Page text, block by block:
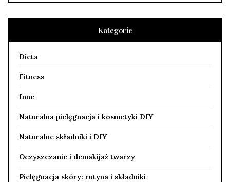
Kategorie
Dieta
Fitness
Inne
Naturalna pielęgnacja i kosmetyki DIY
Naturalne składniki i DIY
Oczyszczanie i demakijaż twarzy
Pielęgnacja skóry: rutyna i składniki